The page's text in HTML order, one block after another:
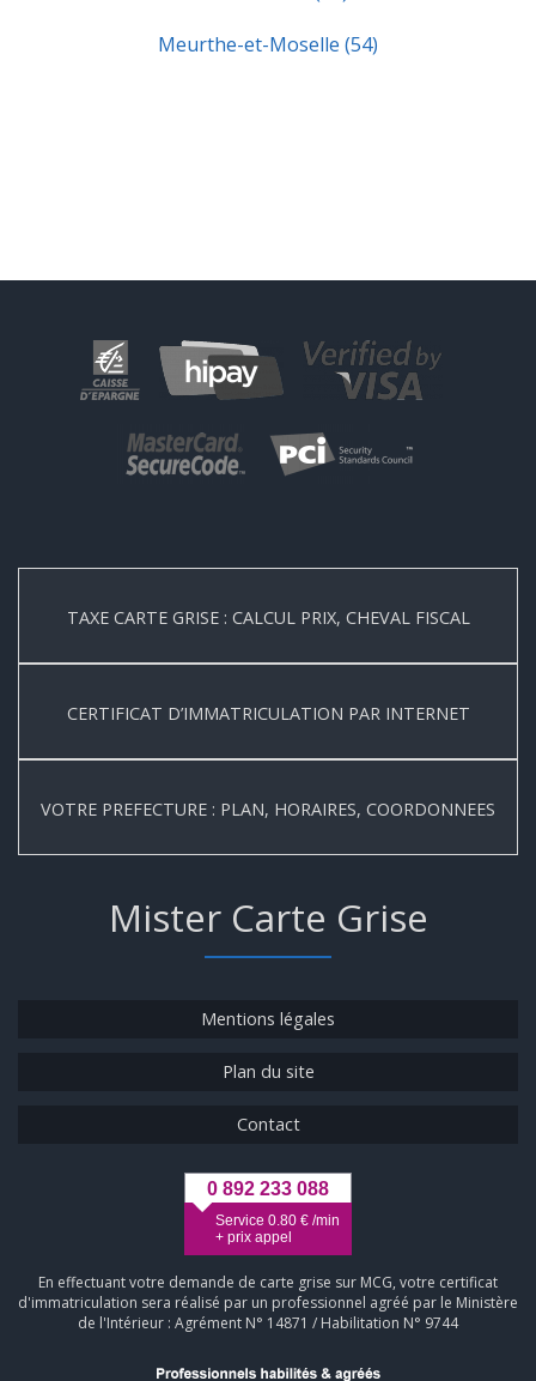
Meurthe-et-Moselle (54)
TAXE CARTE GRISE : CALCUL PRIX, CHEVAL FISCAL
CERTIFICAT D’IMMATRICULATION PAR INTERNET
VOTRE PREFECTURE : PLAN, HORAIRES, COORDONNEES
Mister Carte Grise
Mentions légales
Plan du site
Contact
0 892 233 088
Service 0.80 € /min
+ prix appel
En effectuant votre demande de carte grise sur MCG, votre certificat
d'immatriculation sera réalisé par un professionnel agréé par le Ministère
de l'Intérieur : Agrément N° 14871 / Habilitation N° 9744